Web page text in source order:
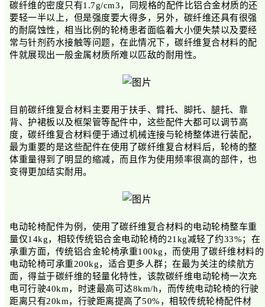
碳纤维的密度只有1.7g/cm3，同规格的配件比铝合金材质的还
要轻一半以上，但是强度要大得多，另外，碳纤维还具有很强
的耐腐蚀性，相当比例的轮椅患者面临着大小便失禁以及要经
常与针剂药水接触等问题，在此情况下，碳纤维复合材料的配
件就展现出一般金属材质所难以匹敌的耐用性。
目前碳纤维复合材料主要用于扶手、臂托、脚托、腿托、靠
背、护裙板以及框架管等配件中，这些配件大都可以调节高
度，碳纤维复合材料便于通过机械连接与轮椅整体进行装配，
最为重要的是这些配件在使用了碳纤维复合材料后，轮椅的整
体重量得到了明显的缩减，而且作为使用频率很高的部件，也
变得更加结实耐用。
电动轮椅配件为例，使用了碳纤维复合材料的电动轮椅整车重
量仅14kg，相较传统铝合金电动轮椅的21kg减轻了约33%；在
承重方面，传统铝合金轮椅承重100kg，而使用了碳纤维材料的
电动轮椅可承重200kg，适合更多人群；在最为关注的续航方
面，得益于碳纤维的轻量化特性，该款碳纤维电动轮椅一次充
电可行驶40km，时速最高可达8km/h，而传统电动轮椅的行驶
距离只有20km，行驶距离提高了50%，相较传统轮椅配件材